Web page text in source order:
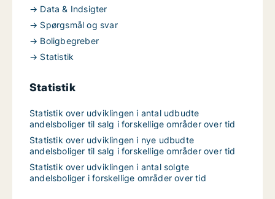
→ Data & Indsigter
→ Spørgsmål og svar
→ Boligbegreber
→ Statistik
Statistik
Statistik over udviklingen i antal udbudte
andelsboliger til salg i forskellige områder over tid
Statistik over udviklingen i nye udbudte
andelsboliger til salg i forskellige områder over tid
Statistik over udviklingen i antal solgte
andelsboliger i forskellige områder over tid